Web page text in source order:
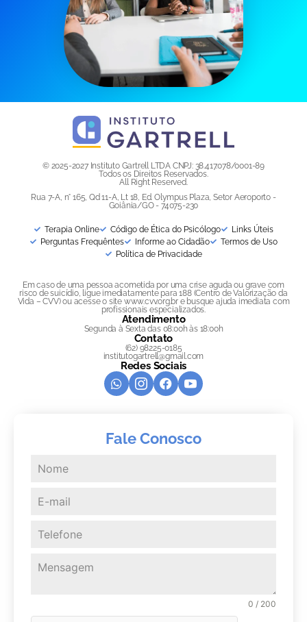
© 2025-2027 Instituto Gartrell LTDA CNPJ: 38.417.078/0001-89
Todos os Direitos Reservados.
All Right Reserved.
Rua 7-A, n° 165, Qd 11-A, Lt 18, Ed. Olympus Plaza, Setor Aeroporto -
Goiânia/GO - 74075-230
Terapia Online Código de Ética do Psicólogo
Links Úteis
Perguntas Frequêntes
Informe ao Cidadão
Termos de Uso
Política de Privacidade
Em caso de uma pessoa acometida por uma crise aguda ou grave com
risco de suicídio, ligue imediatamente para 188 (Centro de Valorização da
Vida – CVV) ou acesse o site www.cvv.org.br e busque ajuda imediata com
profissionais especializados.
Atendimento
Segunda à Sexta das 08:00h às 18:00h
Contato
(62) 98225-0185
institutogartrell@gmail.com
Redes Sociais
Fale Conosco
0 / 200